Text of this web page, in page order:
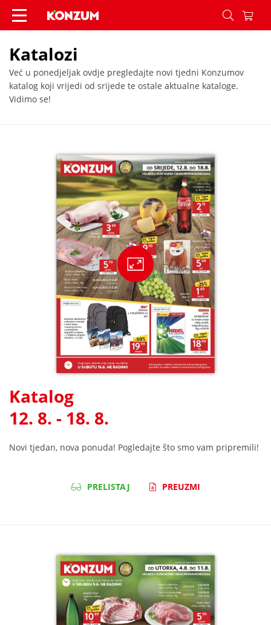
Katalozi - Konzum
Katalozi
Već u ponedjeljak ovdje pregledajte novi tjedni Konzumov
katalog koji vrijedi od srijede te ostale aktualne kataloge.
Vidimo se!
Katalog
12. 8. - 18. 8.
Novi tjedan, nova ponuda! Pogledajte što smo vam pripremili!
PRELISTAJ PREUZMI